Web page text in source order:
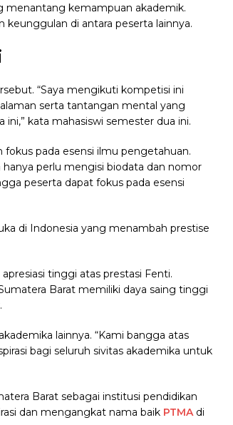
menantang kemampuan akademik.
di antara peserta lainnya.
“Saya mengikuti kompetisi ini
serta tantangan mental yang
kata mahasiswi semester dua ini.
pada esensi ilmu pengetahuan.
perlu mengisi biodata dan nomor
peserta dapat fokus pada esensi
di Indonesia yang menambah prestise
tinggi atas prestasi Fenti.
Barat memiliki daya saing tinggi
lainnya. “Kami bangga atas
bagi seluruh sivitas akademika untuk
Barat sebagai institusi pendidikan
dan mengangkat nama baik PTMAdi